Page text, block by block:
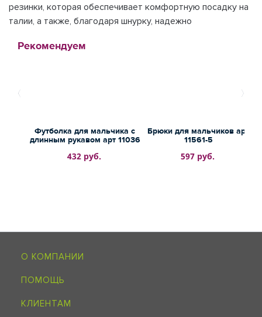
резинки, которая обеспечивает комфортную посадку на
талии, а также, благодаря шнурку, надежно
Рекомендуем
Футболка для мальчика с
длинным рукавом арт 11036
432 руб.
Брюки для мальчиков арт
11561-5
597 руб.
О КОМПАНИИ
ПОМОЩЬ
КЛИЕНТАМ